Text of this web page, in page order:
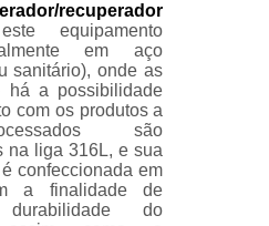
recuperador
equipamento
em aço
sanitário), onde as
há a possibilidade
com os produtos a
são
na liga 316L, e sua
confeccionada em
a finalidade de
do